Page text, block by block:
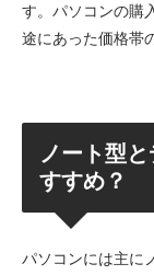
す。パソコンの購
途にあった価格帯
ノート型
すすめ？
パソコンには主に